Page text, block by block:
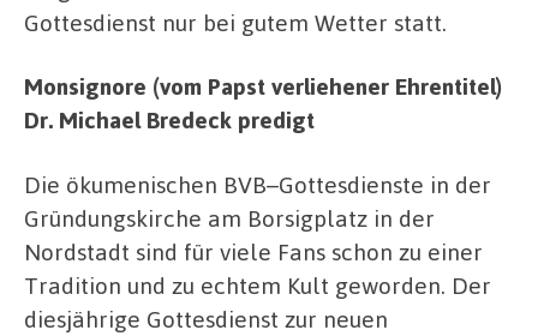
Gottesdienst nur bei gutem Wetter statt.
Monsignore (vom Papst verliehener Ehrentitel)
Dr. Michael Bredeck predigt
Die ökumenischen BVB–Gottesdienste in der
Gründungskirche am Borsigplatz in der
Nordstadt sind für viele Fans schon zu einer
Tradition und zu echtem Kult geworden. Der
diesjährige Gottesdienst zur neuen